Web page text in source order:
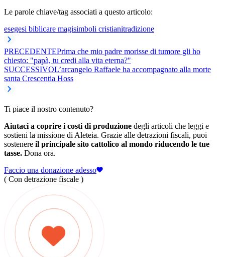
Le parole chiave/tag associati a questo articolo:
esegesi biblicare magisimboli cristianitradizione
PRECEDENTEPrima che mio padre morisse di tumore gli ho
chiesto: "papà, tu credi alla vita eterna?"
SUCCESSIVOL’arcangelo Raffaele ha accompagnato alla morte
santa Crescentia Hoss
Ti piace il nostro contenuto?
Aiutaci a coprire i costi di produzione degli articoli che leggi e
sostieni la missione di Aleteia. Grazie alle detrazioni fiscali, puoi
sostenere il principale sito cattolico al mondo riducendo le tue
tasse. Dona ora.
Faccio una donazione adesso
( Con detrazione fiscale )